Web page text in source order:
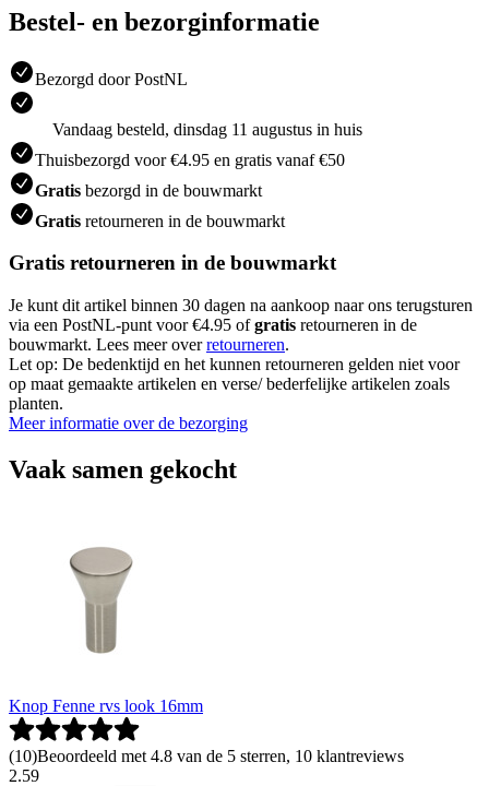
Bestel- en bezorginformatie
Bezorgd door PostNL
Vandaag besteld, dinsdag 11 augustus in huis
Thuisbezorgd voor €4.95 en gratis vanaf €50
Gratis bezorgd in de bouwmarkt
Gratis retourneren in de bouwmarkt
Gratis retourneren in de bouwmarkt
Je kunt dit artikel binnen 30 dagen na aankoop naar ons terugsturen
via een PostNL-punt voor €4.95 ofgratis retourneren in de
bouwmarkt. Lees meer overretourneren.
Let op: De bedenktijd en het kunnen retourneren gelden niet voor
op maat gemaakte artikelen en verse/ bederfelijke artikelen zoals
planten.
Meer informatie over de bezorging
Vaak samen gekocht
Knop Fenne rvs look 16mm
(10)Beoordeeld met 4.8 van de 5 sterren, 10 klantreviews
2.59